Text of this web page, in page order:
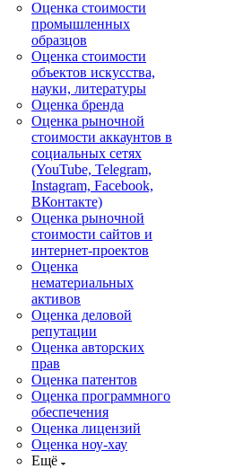
Оценка стоимости
промышленных
образцов
Оценка стоимости
объектов искусства,
науки, литературы
Оценка бренда
Оценка рыночной
стоимости аккаунтов в
социальных сетях
(YouTube, Telegram,
Instagram, Facebook,
ВКонтакте)
Оценка рыночной
стоимости сайтов и
интернет-проектов
Оценка
нематериальных
активов
Оценка деловой
репутации
Оценка авторских
прав
Оценка патентов
Оценка программного
обеспечения
Оценка лицензий
Оценка ноу-хау
Ещё